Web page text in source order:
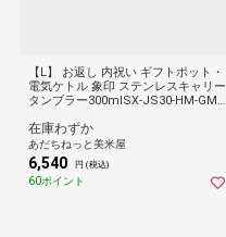
【L】 お返し 内祝い ギフトポット・
電気ケトル 象印 ステンレスキャリー
タンブラー300mlSX-JS30-HM-GM
在庫わずか
あだちねっと美米屋
6,540 円 (税込)
60ポイント